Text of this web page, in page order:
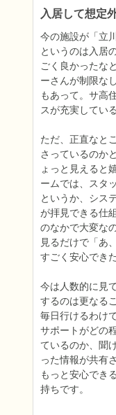
入居して想定
今の施設が「立
というのは入居
ごく良かったな
ーさんが制限な
もあって。サ高
スが充実してい
ただ、正直なと
さっているのか
ょっと見えると
ームでは、スタ
というか、シス
が拝見できる仕
のなかで大変な
見るだけで「あ
すごく安心でき
今は人数的に見
するのは更なる
毎日行けるわけ
サポートがどの
ているのか、聞
った情報が共有
もっと安心でき
持ちです。